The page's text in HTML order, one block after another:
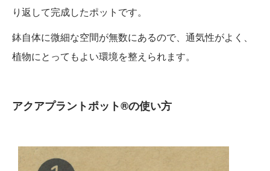
り返して完成したポットです。
鉢自体に微細な空間が無数にあるので、通気性がよく、
植物にとってもよい環境を整えられます。
アクアプラントポット®の使い方